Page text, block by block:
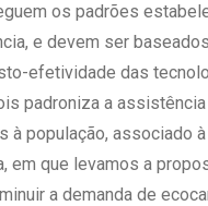
os padrões
e devem ser
efetividade das
padroniza a
população, associado
em que levamos a
a demanda de